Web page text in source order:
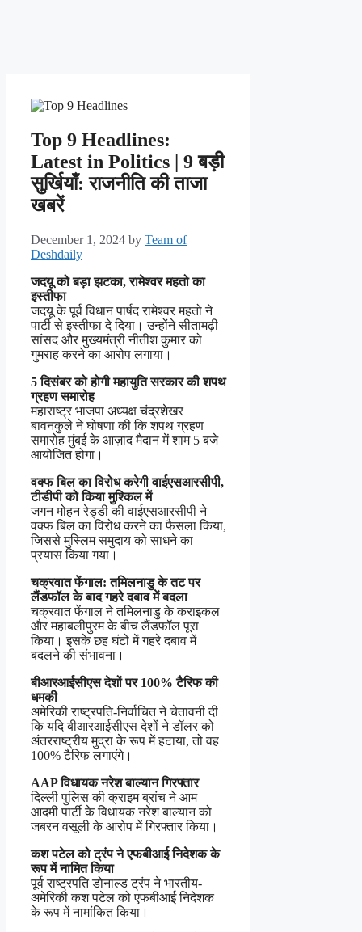
Top 9 Headlines:
Latest in Politics | 9 बड़ी
सुर्खियाँ: राजनीति की ताजा
खबरें
December 1, 2024 by Team of
Deshdaily
जदयू को बड़ा झटका, रामेश्वर महतो का
इस्तीफा
जदयू के पूर्व विधान पार्षद रामेश्वर महतो ने
पार्टी से इस्तीफा दे दिया। उन्होंने सीतामढ़ी
सांसद और मुख्यमंत्री नीतीश कुमार को
गुमराह करने का आरोप लगाया।
5 दिसंबर को होगी महायुति सरकार की शपथ
ग्रहण समारोह
महाराष्ट्र भाजपा अध्यक्ष चंद्रशेखर
बावनकुले ने घोषणा की कि शपथ ग्रहण
समारोह मुंबई के आज़ाद मैदान में शाम 5 बजे
आयोजित होगा।
वक्फ बिल का विरोध करेगी वाईएसआरसीपी,
टीडीपी को किया मुश्किल में
जगन मोहन रेड्डी की वाईएसआरसीपी ने
वक्फ बिल का विरोध करने का फैसला किया,
जिससे मुस्लिम समुदाय को साधने का
प्रयास किया गया।
चक्रवात फेंगाल: तमिलनाडु के तट पर
लैंडफॉल के बाद गहरे दबाव में बदला
चक्रवात फेंगाल ने तमिलनाडु के कराइकल
और महाबलीपुरम के बीच लैंडफॉल पूरा
किया। इसके छह घंटों में गहरे दबाव में
बदलने की संभावना।
बीआरआईसीएस देशों पर 100% टैरिफ की
धमकी
अमेरिकी राष्ट्रपति-निर्वाचित ने चेतावनी दी
कि यदि बीआरआईसीएस देशों ने डॉलर को
अंतरराष्ट्रीय मुद्रा के रूप में हटाया, तो वह
100% टैरिफ लगाएंगे।
AAP विधायक नरेश बाल्यान गिरफ्तार
दिल्ली पुलिस की क्राइम ब्रांच ने आम
आदमी पार्टी के विधायक नरेश बाल्यान को
जबरन वसूली के आरोप में गिरफ्तार किया।
कश पटेल को ट्रंप ने एफबीआई निदेशक के
रूप में नामित किया
पूर्व राष्ट्रपति डोनाल्ड ट्रंप ने भारतीय-
अमेरिकी कश पटेल को एफबीआई निदेशक
के रूप में नामांकित किया।